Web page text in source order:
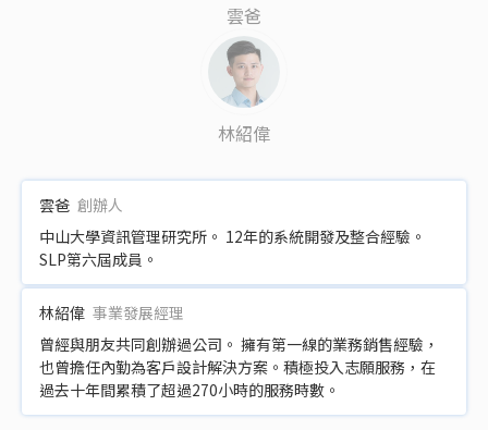
雲爸
林紹偉
雲爸 創辦人
中山大學資訊管理研究所。 12年的系統開發及整合經驗。
SLP第六屆成員。
林紹偉 事業發展經理
曾經與朋友共同創辦過公司。 擁有第一線的業務銷售經驗，
也曾擔任內勤為客戶設計解決方案。積極投入志願服務，在
過去十年間累積了超過270小時的服務時數。